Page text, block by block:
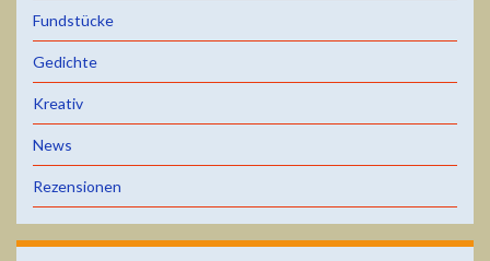
Fundstücke
Gedichte
Kreativ
News
Rezensionen